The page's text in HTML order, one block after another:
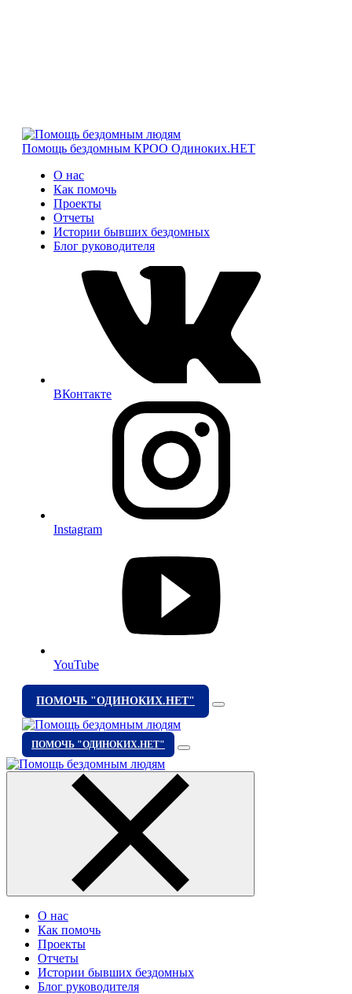
Помощь бездомным КРОО Одиноких.НЕТ
О нас
Как помочь
Проекты
Отчеты
Истории бывших бездомных
Блог руководителя
ВКонтакте
Instagram
YouTube
ПОМОЧЬ "ОДИНОКИХ.НЕТ"
ПОМОЧЬ "ОДИНОКИХ.НЕТ"
О нас
Как помочь
Проекты
Отчеты
Истории бывших бездомных
Блог руководителя